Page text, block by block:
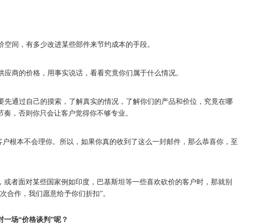
间，有多少改进某些部件来节约成本的手段。
商的价格，用事实说话，看看究竟你们属于什么情况。
通过自己的摸索，了解真实的情况，了解你们的产品和价位，究竟在哪
，否则你只会让客户觉得你不够专业。
根本不会理你。所以，如果你真的收到了这么一封邮件，那么恭喜你，至
者面对某些国家例如印度，巴基斯坦等一些喜欢砍价的客户时，那就别
合作，我们愿意给予你们折扣”。
场“价格谈判”呢？